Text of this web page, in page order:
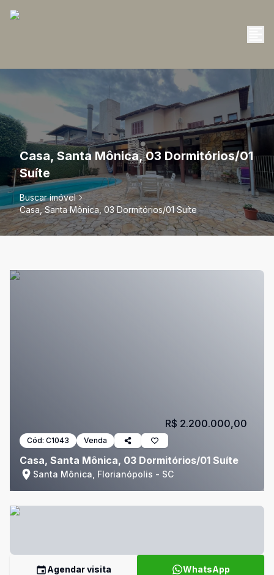
Casa, Santa Mônica, 03 Dormitórios/01
Suíte
Buscar imóvel
Casa, Santa Mônica, 03 Dormitórios/01 Suíte
Cód: C1043 Venda
Casa, Santa Mônica, 03 Dormitórios/01 Suíte
Santa Mônica, Florianópolis - SC
R$ 2.200.000,00
Agendar visita WhatsApp